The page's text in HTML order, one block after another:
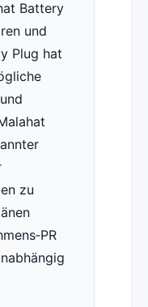
Battery
und
Plug hat
zu